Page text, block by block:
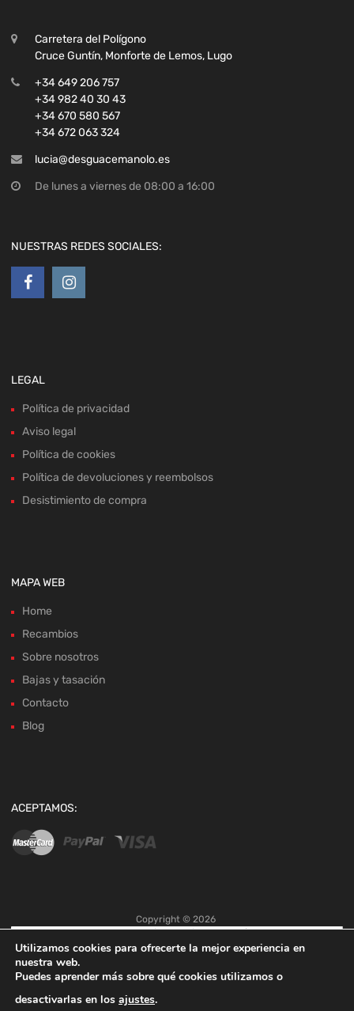
+34 670 580 567
+34 672 063 324
lucia@desguacemanolo.es
De lunes a viernes de 08:00 a 16:00
Política de cookies
Política de devoluciones y reembolsos
Desistimiento de compra
Sobre nosotros
Bajas y tasación
Contacto
Blog
Copyright ©
Utilizamos cookies para ofrecerte la mejor experiencia en
nuestra web.
Puedes aprender más sobre qué cookies utilizamos o
desactivarlas en los ajustes.